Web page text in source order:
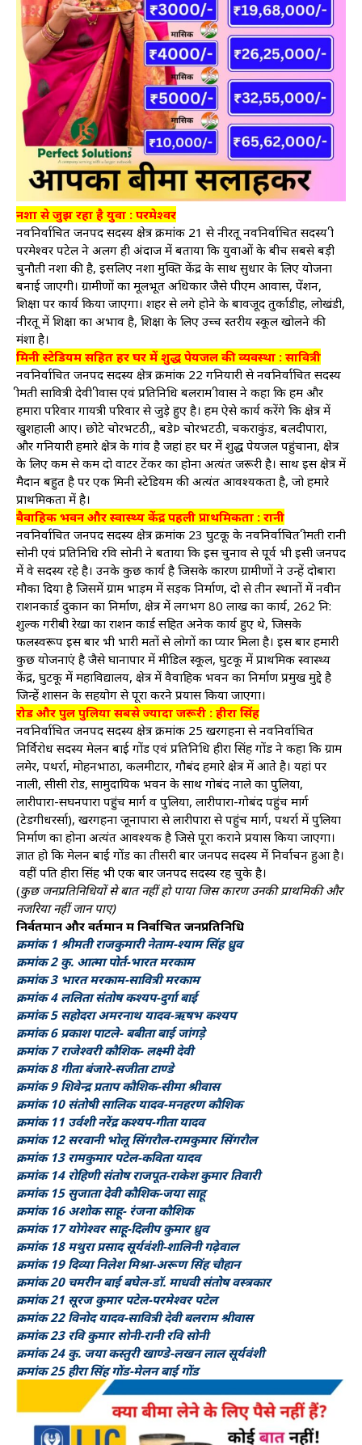
नशा से जुझ रहा है युवा : परमेश्वर
नवनिर्वाचित जनपद सदस्य क्षेत्र क्रमांक 21 से नीरतू नवनिर्वाचित सदस्य श्री
परमेश्वर पटेल ने अलग ही अंदाज में बताया कि युवाओं के बीच सबसे बड़ी
चुनौती नशा की है, इसलिए नशा मुक्ति केंद्र के साथ सुधार के लिए योजना
बनाई जाएगी। ग्रामीणों का मूलभूत अधिकार जैसे पीएम आवास, पेंशन,
शिक्षा पर कार्य किया जाएगा। शहर से लगे होने के बावजूद तुर्काडीह, लोखंडी,
नीरतू में शिक्षा का अभाव है, शिक्षा के लिए उच्च स्तरीय स्कूल खोलने की
मंशा है।
मिनी स्टेडियम सहित हर घर में शुद्ध पेयजल की व्यवस्था : सावित्री
नवनिर्वाचित जनपद सदस्य क्षेत्र क्रमांक 22 गनियारी से नवनिर्वाचित सदस्य
श्रीमती सावित्री देवी श्रीवास एवं प्रतिनिधि बलराम श्रीवास ने कहा कि हम और
हमारा परिवार गायत्री परिवार से जुड़े हुए है। हम ऐसे कार्य करेंगे कि क्षेत्र में
खुशहाली आए। छोटे चोरभटठी,, बडेÞ चोरभटठी, चकराकुंड, बलदीपारा,
और गनियारी हमारे क्षेत्र के गांव है जहां हर घर में शुद्ध पेयजल पहुंचाना, क्षेत्र
के लिए कम से कम दो वाटर टेंकर का होना अत्यंत जरूरी है। साथ इस क्षेत्र में
मैदान बहुत है पर एक मिनी स्टेडियम की अत्यंत आवश्यकता है, जो हमारे
प्राथमिकता में है।
वैवाहिक भवन और स्वास्थ्य केंद्र पहली प्राथमिकता : रानी
नवनिर्वाचित जनपद सदस्य क्षेत्र क्रमांक 23 घुटकू के नवनिर्वाचित श्रीमती रानी
सोनी एवं प्रतिनिधि रवि सोनी ने बताया कि इस चुनाव से पूर्व भी इसी जनपद
में वे सदस्य रहे है। उनके कुछ कार्य है जिसके कारण ग्रामीणों ने उन्हें दोबारा
मौका दिया है जिसमें ग्राम भाड़म में सड़क निर्माण, दो से तीन स्थानों में नवीन
राशनकार्ड दुकान का निर्माण, क्षेत्र में लगभग 80 लाख का कार्य, 262 नि:
शुल्क गरीबी रेखा का राशन कार्ड सहित अनेक कार्य हुए थे, जिसके
फलस्वरूप इस बार भी भारी मतों से लोगों का प्यार मिला है। इस बार हमारी
कुछ योजनाएं है जैसे घानापार में मीडिल स्कूल, घुटकू में प्राथमिक स्वास्थ्य
केंद्र, घुटकू में महाविद्यालय, क्षेत्र में वैवाहिक भवन का निर्माण प्रमुख मुद्दे है
जिन्हें शासन के सहयोग से पूरा करने प्रयास किया जाएगा।
रोड और पुल पुलिया सबसे ज्यादा जरूरी : हीरा सिंह
नवनिर्वाचित जनपद सदस्य क्षेत्र क्रमांक 25 खरगहना से नवनिर्वाचित
निर्विरोध सदस्य मेलन बाई गोंड एवं प्रतिनिधि हीरा सिंह गोंड ने कहा कि ग्राम
लमेर, पथर्रा, मोहनभाठा, कलमीटार, गौबंद हमारे क्षेत्र में आते है। यहां पर
नाली, सीसी रोड, सामुदायिक भवन के साथ गोबंद नाले का पुलिया,
लारीपारा-सघनपारा पहुंच मार्ग व पुलिया, लारीपारा-गोबंद पहुंच मार्ग
(टेडगीधरर्सा), खरगहना जूनापारा से लारीपारा से पहुंच मार्ग, पथर्रा में पुलिया
निर्माण का होना अत्यंत आवश्यक है जिसे पूरा कराने प्रयास किया जाएगा।
ज्ञात हो कि मेलन बाई गोंड का तीसरी बार जनपद सदस्य में निर्वाचन हुआ है।
वहीं पति हीरा सिंह भी एक बार जनपद सदस्य रह चुके है।
(कुछ जनप्रतिनिधियों से बात नहीं हो पाया जिस कारण उनकी प्राथमिकी और
नजरिया नहीं जान पाए)
निर्वतमान और वर्तमान में निर्वाचित जनप्रतिनिधि
क्रमांक 1 श्रीमती राजकुमारी नेताम-श्याम सिंह ध्रुव
क्रमांक 2 कु. आत्मा पोर्त-भारत मरकाम
क्रमांक 3 भारत मरकाम-सावित्री मरकाम
क्रमांक 4 ललिता संतोष कश्यप-दुर्गा बाई
क्रमांक 5 सहोदरा अमरनाथ यादव-ऋषभ कश्यप
क्रमांक 6 प्रकाश पाटले- बबीता बाई जांगड़े
क्रमांक 7 राजेश्वरी कौशिक- लक्ष्मी देवी
क्रमांक 8 गीता बंजारे-सजीता टाण्डे
क्रमांक 9 शिवेन्द्र प्रताप कौशिक-सीमा श्रीवास
क्रमांक 10 संतोषी सालिक यादव-मनहरण कौशिक
क्रमांक 11 उर्वशी नरेंद्र कश्यप-गीता यादव
क्रमांक 12 सरवानी भोलू सिंगरौल-रामकुमार सिंगरौल
क्रमांक 13 रामकुमार पटेल-कविता यादव
क्रमांक 14 रोहिणी संतोष राजपूत-राकेश कुमार तिवारी
क्रमांक 15 सुजाता देवी कौशिक-जया साहू
क्रमांक 16 अशोक साहू- रंजना कौशिक
क्रमांक 17 योगेश्वर साहू-दिलीप कुमार ध्रुव
क्रमांक 18 मथुरा प्रसाद सूर्यवंशी-शालिनी गढ़ेवाल
क्रमांक 19 दिव्या निलेश मिश्रा-अरूण सिंह चौहान
क्रमांक 20 चमरीन बाई बघेल-डॉ. माधवी संतोष वस्त्रकार
क्रमांक 21 सूरज कुमार पटेल-परमेश्वर पटेल
क्रमांक 22 विनोद यादव-सावित्री देवी बलराम श्रीवास
क्रमांक 23 रवि कुमार सोनी-रानी रवि सोनी
क्रमांक 24 कु. जया कस्तुरी खाण्डे-लखन लाल सूर्यवंशी
क्रमांक 25 हीरा सिंह गोंड-मेलन बाई गोंड